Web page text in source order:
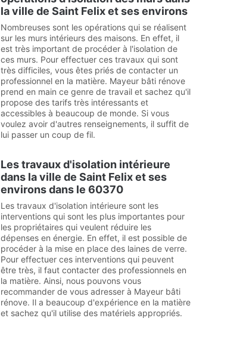
la ville de Saint Felix et ses environs
Nombreuses sont les opérations qui se réalisent
sur les murs intérieurs des maisons. En effet, il
est très important de procéder à l'isolation de
ces murs. Pour effectuer ces travaux qui sont
très difficiles, vous êtes priés de contacter un
professionnel en la matière. Mayeur bâti rénove
prend en main ce genre de travail et sachez qu'il
propose des tarifs très intéressants et
accessibles à beaucoup de monde. Si vous
voulez avoir d'autres renseignements, il suffit de
lui passer un coup de fil.
Les travaux d'isolation intérieure
dans la ville de Saint Felix et ses
environs dans le 60370
Les travaux d'isolation intérieure sont les
interventions qui sont les plus importantes pour
les propriétaires qui veulent réduire les
dépenses en énergie. En effet, il est possible de
procéder à la mise en place des laines de verre.
Pour effectuer ces interventions qui peuvent
être très, il faut contacter des professionnels en
la matière. Ainsi, nous pouvons vous
recommander de vous adresser à Mayeur bâti
rénove. Il a beaucoup d'expérience en la matière
et sachez qu'il utilise des matériels appropriés.